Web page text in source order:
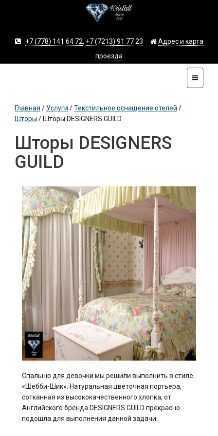
+7 (778) 141 64 72, +7 (7213) 91 77 23
Адрес и карта
проезда
Главная / Услуги /Текстильное оснащение отелей /
Шторы / Шторы DESIGNERS GUILD
Шторы DESIGNERS
GUILD
Спальню для девочки мы решили выполнить в стиле
«Шебби-Шик». Натуральная цветочная портьера,
сотканная из высококачественного хлопка, от
Английского бренда DESIGNERS GUILD прекрасно
подошла для выполнения данной задачи.